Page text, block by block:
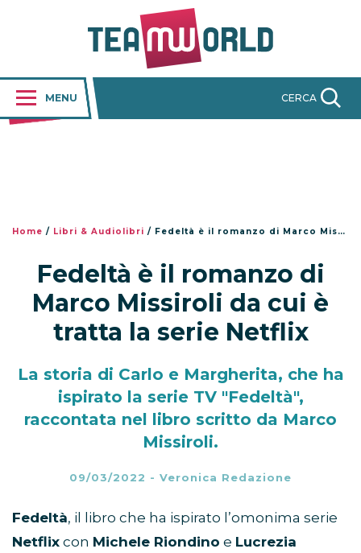
MENU CERCA
Home / Libri & Audiolibri / Fedeltà è il romanzo di Marco Missiroli da cui è tratta la serie Netflix
Fedeltà è il romanzo di
Marco Missiroli da cui è
tratta la serie Netflix
La storia di Carlo e Margherita, che ha
ispirato la serie TV "Fedeltà",
raccontata nel libro scritto da Marco
Missiroli.
09/03/2022 - Veronica Redazione
Fedeltà, il libro che ha ispirato l’omonima serie
Netflix con Michele Riondino e Lucrezia